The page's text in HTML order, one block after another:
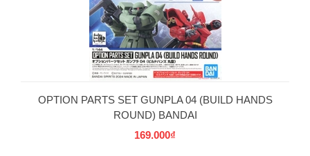
OPTION PARTS SET GUNPLA 04 (BUILD HANDS
ROUND) BANDAI
169.000₫